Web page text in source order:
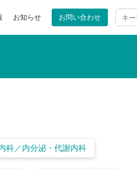
お知らせ お問い合わせ
科／内分泌・代謝内科